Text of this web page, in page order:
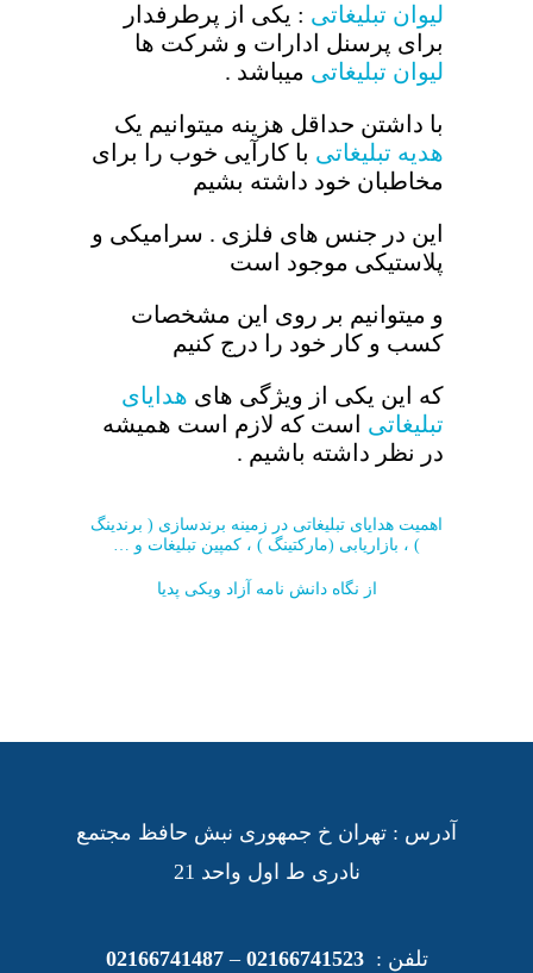
لیوان تبلیغاتی : یکی از پرطرفدار
برای پرسنل ادارات و شرکت ها
لیوان تبلیغاتی میباشد .
با داشتن حداقل هزینه میتوانیم یک
هدیه تبلیغاتی با کارآیی خوب را برای
مخاطبان خود داشته بشیم
این در جنس های فلزی . سرامیکی و
پلاستیکی موجود است
و میتوانیم بر روی این مشخصات
کسب و کار خود را درج کنیم
که این یکی از ویژگی های هدایای
تبلیغاتی است که لازم است همیشه
در نظر داشته باشیم .
اهمیت هدایای تبلیغاتی در زمینه برندسازی ( برندینگ
) ، بازاریابی (مارکتینگ ) ، کمپین تبلیغات و …
از نگاه دانش نامه آزاد ویکی پدیا
آدرس : تهران خ جمهوری نبش حافظ مجتمع
نادری ط اول واحد 21
تلفن :02166741523
–
02166741487